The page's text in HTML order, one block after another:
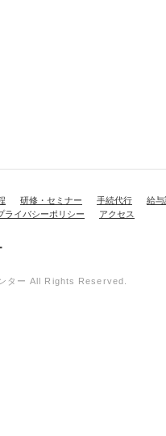
研修・セミナー 手続代行
給与
ライバシーポリシー アクセス
ター All Rights Reserved.